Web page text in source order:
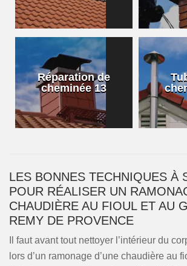
Réparation de
cheminée 13
LES BONNES TECHNIQUES À
POUR RÉALISER UN
CHAUDIÈRE AU FIOUL ET AU
REMY DE PROVENCE
Il faut avant tout nettoyer l’intérieur du
lors d’un ramonage d’une chaudière au